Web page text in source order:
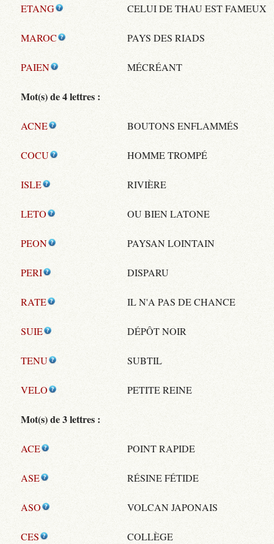
ETANG CELUI DE THAU EST FAMEUX
MAROC PAYS DES RIADS
PAIEN MÉCRÉANT
Mot(s) de 4 lettres :
ACNE BOUTONS ENFLAMMÉS
COCU HOMME TROMPÉ
ISLE RIVIÈRE
LETO OU BIEN LATONE
PEON PAYSAN LOINTAIN
PERI DISPARU
RATE IL N'A PAS DE CHANCE
SUIE DÉPÔT NOIR
TENU SUBTIL
VELO PETITE REINE
Mot(s) de 3 lettres :
ACE POINT RAPIDE
ASE RÉSINE FÉTIDE
ASO VOLCAN JAPONAIS
CES COLLÈGE